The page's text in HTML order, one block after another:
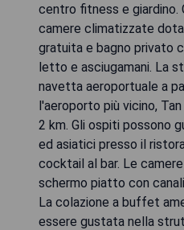
centro fitness e giardino.
camere climatizzate
gratuita e bagno privato
letto e asciugamani. La
navetta aeroportuale a
l'aeroporto più vicino,
2 km. Gli ospiti possono
ed asiatici presso il
cocktail al bar. Le
schermo piatto con
La colazione a buffet
essere gustata nella